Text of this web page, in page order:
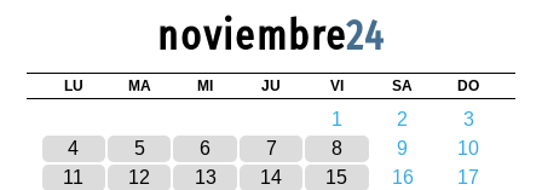
noviembre24
LU MA MI JU VI SA DO
1 2
3
4
5 6 7 8 9
10
11
12 13 14 15 16
17